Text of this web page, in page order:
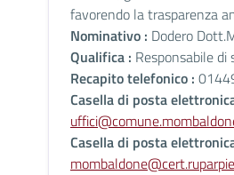
favorendo la trasparenza
Nominativo : Dodero
Qualifica : Responsabile di
Recapito telefonico :
Casella di posta
Casella di posta